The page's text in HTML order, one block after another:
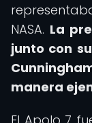
NASA. La
junto con
manera